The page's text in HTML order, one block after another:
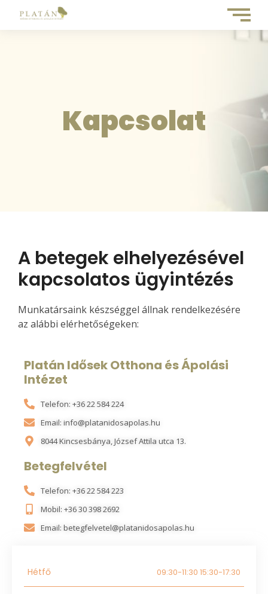
Kapcsolat
A betegek elhelyezésével
kapcsolatos ügyintézés
Munkatársaink készséggel állnak rendelkezésére
az alábbi elérhetőségeken:
Platán Idősek Otthona és Ápolási
Intézet
Telefon: +36 22 584 224
Email: info@platanidosapolas.hu
8044 Kincsesbánya, József Attila utca 13.
Betegfelvétel
Telefon: +36 22 584 223
Mobil: +36 30 398 2692
Email: betegfelvetel@platanidosapolas.hu
Hétfő 09:30-11:30 15:30-17:30